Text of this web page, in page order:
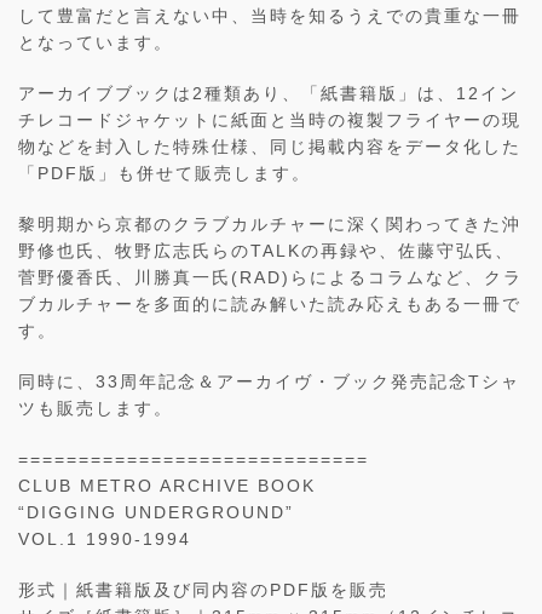
して豊富だと言えない中、当時を知るうえでの貴重な一冊
となっています。
アーカイブブックは2種類あり、「紙書籍版」は、12イン
チレコードジャケットに紙面と当時の複製フライヤーの現
物などを封入した特殊仕様、同じ掲載内容をデータ化した
「PDF版」も併せて販売します。
黎明期から京都のクラブカルチャーに深く関わってきた沖
野修也氏、牧野広志氏らのTALKの再録や、佐藤守弘氏、
菅野優香氏、川勝真一氏(RAD)らによるコラムなど、クラ
ブカルチャーを多面的に読み解いた読み応えもある一冊で
す。
同時に、33周年記念＆アーカイヴ・ブック発売記念Tシャ
ツも販売します。
=============================
CLUB METRO ARCHIVE BOOK
“DIGGING UNDERGROUND”
VOL.1 1990-1994
形式｜紙書籍版及び同内容のPDF版を販売